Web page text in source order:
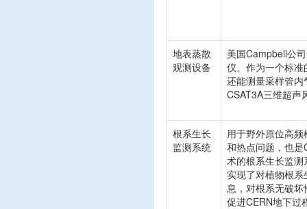
地表蒸散
观测设备
美国Campbell公
仪。作为一个标
还能测量采样管
CSAT3A三维超声
根系生长
监测系统
用于野外原位高
和热点问题，也
术的根系生长监
实现了对植物根
息，对根系无破
促进CERN地下过